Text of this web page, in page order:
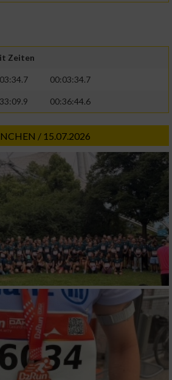
Zeiten
00:03:34.7
00:36:44.6
/ 15.07.2026